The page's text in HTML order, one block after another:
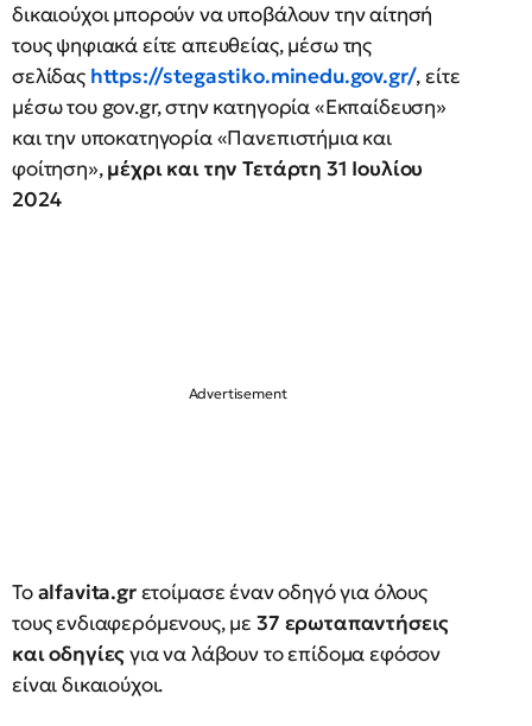
δικαιούχοι μπορούν να υποβάλουν την αίτησή
τους ψηφιακά είτε απευθείας, μέσω της
σελίδας https://stegastiko.minedu.gov.gr/, είτε
μέσω του gov.gr, στην κατηγορία «Εκπαίδευση»
και την υποκατηγορία «Πανεπιστήμια και
φοίτηση»,μέχρι και την Τετάρτη 31 Ιουλίου
2024
Τοalfavita.grετοίμασε έναν οδηγό για όλους
τους ενδιαφερόμενους, με 37 ερωταπαντήσεις
και οδηγίεςγια να λάβουν το επίδομα εφόσον
είναι δικαιούχοι.